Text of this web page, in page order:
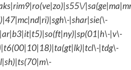
|shar|sie(\-
|v\-
|tdg\-